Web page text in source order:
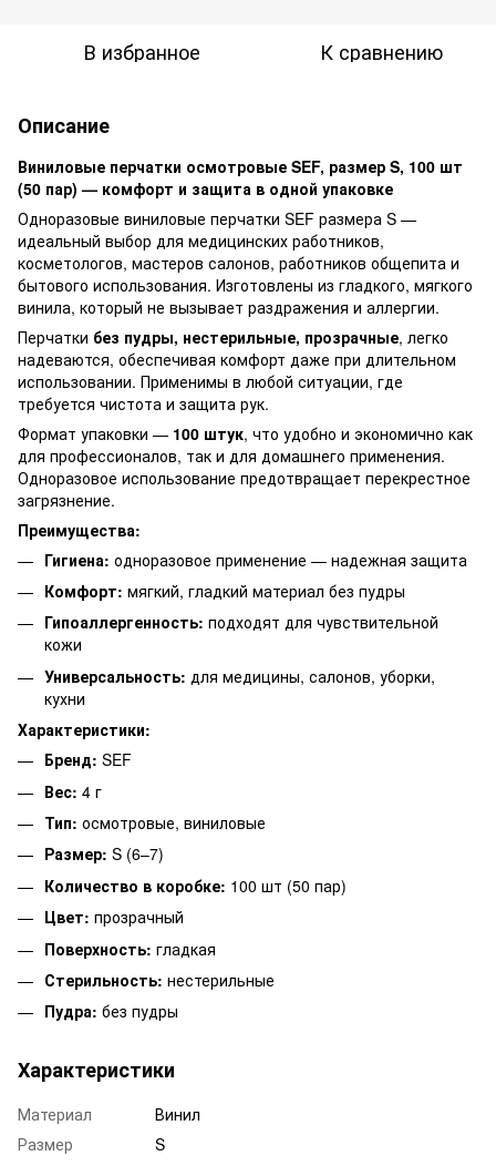
В избранное К сравнению
Описание
Виниловые перчатки осмотровые SEF, размер S, 100 шт
(50 пар) — комфорт и защита в одной упаковке
Одноразовые виниловые перчатки SEF размера S —
идеальный выбор для медицинских работников,
косметологов, мастеров салонов, работников общепита и
бытового использования. Изготовлены из гладкого, мягкого
винила, который не вызывает раздражения и аллергии.
Перчатки без пудры, нестерильные, прозрачные, легко
надеваются, обеспечивая комфорт даже при длительном
использовании. Применимы в любой ситуации, где
требуется чистота и защита рук.
Формат упаковки — 100 штук, что удобно и экономично как
для профессионалов, так и для домашнего применения.
Одноразовое использование предотвращает перекрестное
загрязнение.
Преимущества:
Гигиена: одноразовое применение — надежная защита
Комфорт: мягкий, гладкий материал без пудры
Гипоаллергенность: подходят для чувствительной
кожи
Универсальность: для медицины, салонов, уборки,
кухни
Характеристики:
Бренд: SEF
Вес: 4 г
Тип: осмотровые, виниловые
Размер: S (6–7)
Количество в коробке: 100 шт (50 пар)
Цвет: прозрачный
Поверхность: гладкая
Стерильность: нестерильные
Пудра: без пудры
Характеристики
Материал
Винил
Размер
S